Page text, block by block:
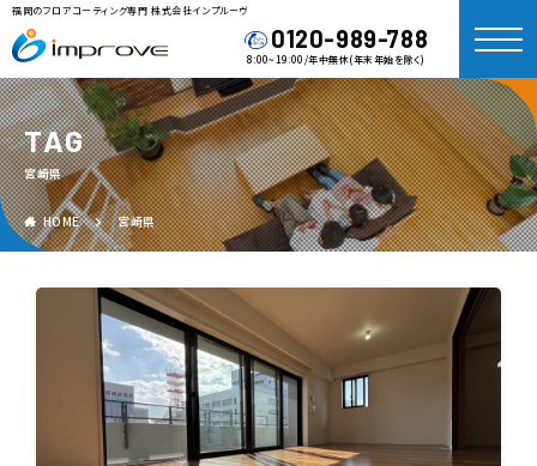
福岡のフロアコーティング専門 株式会社インプルーヴ
0120-989-788
8:00~19:00/年中無休(年末年始を除く)
TAG
宮崎県
HOME 宮崎県